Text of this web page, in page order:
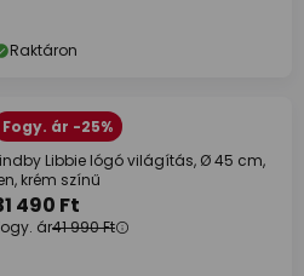
Raktáron
Fogy. ár -25%
Libbie lógó világítás, Ø 45 cm,
krém színű
490 Ft
ár41 990 Ft